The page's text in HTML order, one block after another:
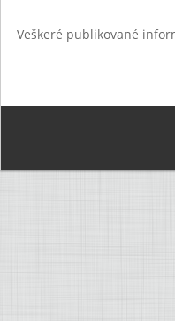
Veškeré publikované